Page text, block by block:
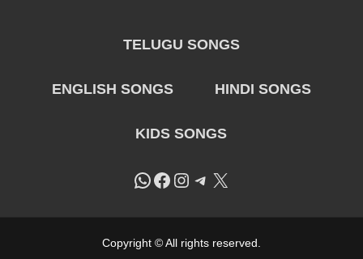
TELUGU SONGS
ENGLISH SONGS HINDI SONGS
KIDS SONGS
WhatsApp
Facebook
Instagram
Telegram
X
Copyright © All rights reserved.